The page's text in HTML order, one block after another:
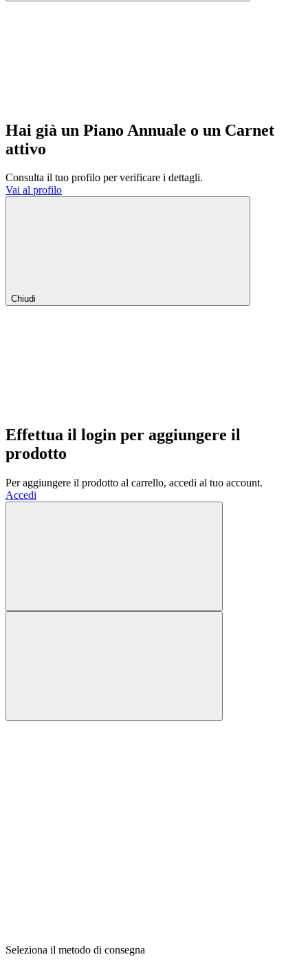
Hai già un Piano Annuale o un Carnet
attivo
Consulta il tuo profilo per verificare i dettagli.
Vai al profilo
Chiudi
Effettua il login per aggiungere il
prodotto
Per aggiungere il prodotto al carrello, accedi al tuo account.
Accedi
Seleziona il metodo di consegna